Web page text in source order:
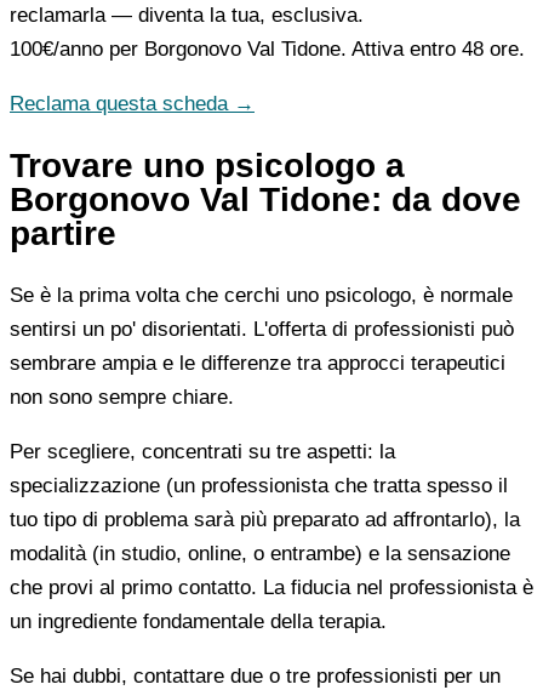
reclamarla — diventa la tua, esclusiva.
100€/anno per Borgonovo Val Tidone. Attiva entro 48 ore.
Reclama questa scheda →
Trovare uno psicologo a
Borgonovo Val Tidone: da dove
partire
Se è la prima volta che cerchi uno psicologo, è normale
sentirsi un po' disorientati. L'offerta di professionisti può
sembrare ampia e le differenze tra approcci terapeutici
non sono sempre chiare.
Per scegliere, concentrati su tre aspetti: la
specializzazione (un professionista che tratta spesso il
tuo tipo di problema sarà più preparato ad affrontarlo), la
modalità (in studio, online, o entrambe) e la sensazione
che provi al primo contatto. La fiducia nel professionista è
un ingrediente fondamentale della terapia.
Se hai dubbi, contattare due o tre professionisti per un